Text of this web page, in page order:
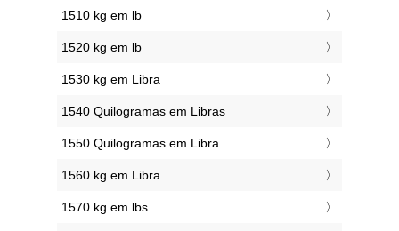
1510 kg em lb
1520 kg em lb
1530 kg em Libra
1540 Quilogramas em Libras
1550 Quilogramas em Libra
1560 kg em Libra
1570 kg em lbs